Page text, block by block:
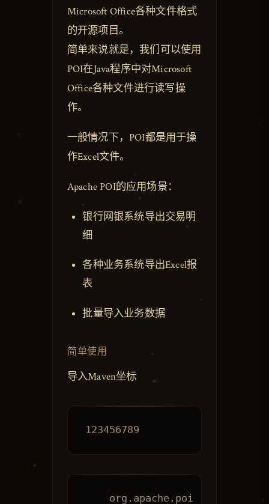
Microsoft Office各种文件格式
的开源项目。
简单来说就是，我们可以使用
POI在Java程序中对Microsoft
Office各种文件进行读写操
作。
一般情况下，POI都是用于操
作Excel文件。
Apache POI的应用场景：
银行网银系统导出交易明
细
各种业务系统导出Excel报
表
批量导入业务数据
简单使用
导入Maven坐标